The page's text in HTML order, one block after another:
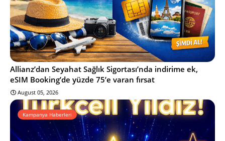
Allianz’dan Seyahat Sağlık Sigortası’nda indirime ek,
eSIM Booking’de yüzde 75’e varan fırsat
August 05, 2026
Kampanya Haberleri